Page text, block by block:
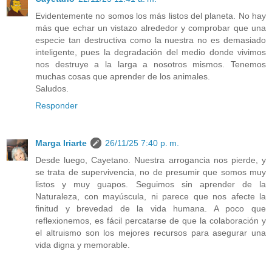
Evidentemente no somos los más listos del planeta. No hay
más que echar un vistazo alrededor y comprobar que una
especie tan destructiva como la nuestra no es demasiado
inteligente, pues la degradación del medio donde vivimos
nos destruye a la larga a nosotros mismos. Tenemos
muchas cosas que aprender de los animales.
Saludos.
Responder
Marga Iriarte
26/11/25 7:40 p. m.
Desde luego, Cayetano. Nuestra arrogancia nos pierde, y
se trata de supervivencia, no de presumir que somos muy
listos y muy guapos. Seguimos sin aprender de la
Naturaleza, con mayúscula, ni parece que nos afecte la
finitud y brevedad de la vida humana. A poco que
reflexionemos, es fácil percatarse de que la colaboración y
el altruismo son los mejores recursos para asegurar una
vida digna y memorable.